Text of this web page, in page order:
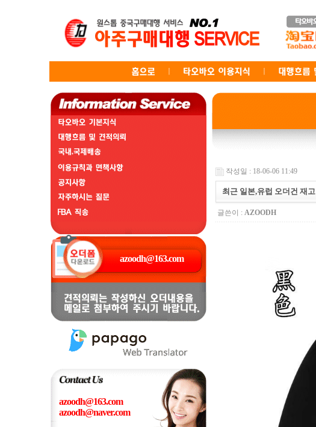
작성일 : 18-06-06 11:49
최근 일본,유럽 오더건 재고
글쓴이 : AZOODH